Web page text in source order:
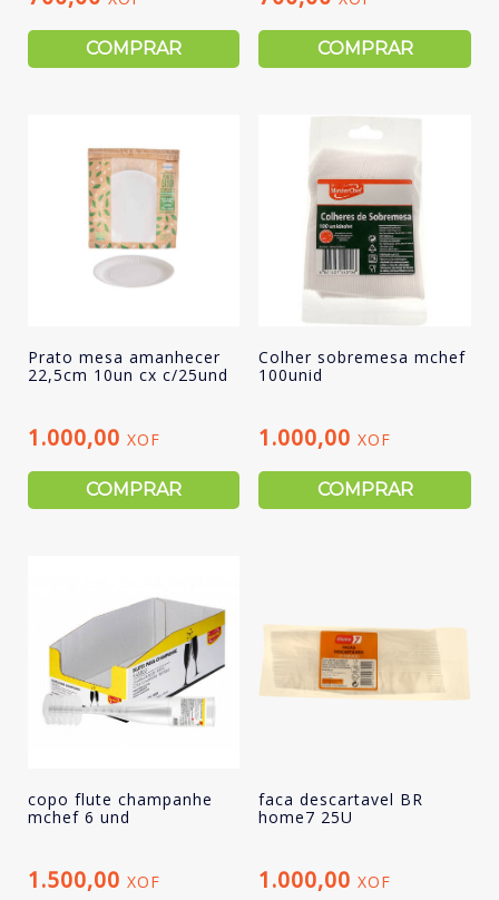
COMPRAR COMPRAR
Prato mesa amanhecer
22,5cm 10un cx c/25und
1.000,00 XOF
COMPRAR
Colher sobremesa mchef
100unid
1.000,00XOF
COMPRAR
copo flute champanhe
mchef 6 und
1.500,00 XOF
faca descartavel BR
home7 25U
1.000,00XOF